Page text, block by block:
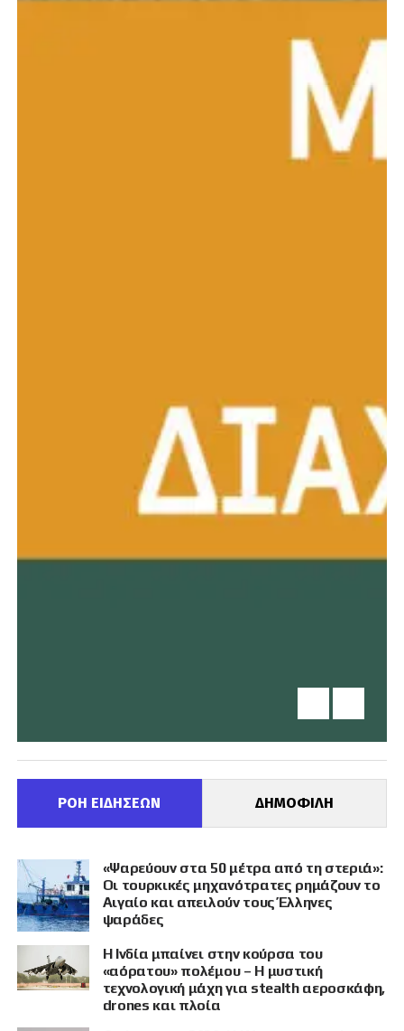
ΡΟΗ ΕΙΔΗΣΕΩΝ ΔΗΜΟΦΙΛΗ
«Ψαρεύουν στα 50 μέτρα από τη στεριά»:
Οι τουρκικές μηχανότρατες ρημάζουν το
Αιγαίο και απειλούν τους Έλληνες
ψαράδες
Η Ινδία μπαίνει στην κούρσα του
«αόρατου» πολέμου – Η μυστική
τεχνολογική μάχη για stealth αεροσκάφη,
drones και πλοία